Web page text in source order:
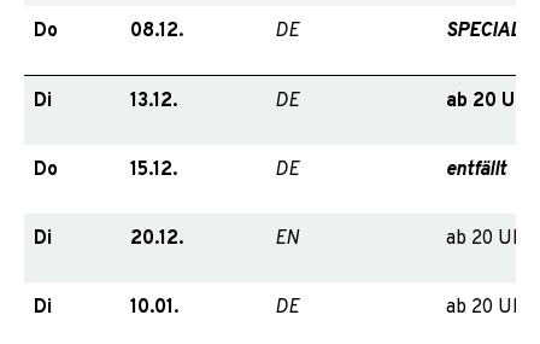
Do 08.12. DE SPECIAL
Di 13.12. DE ab 20
Do 15.12. DE entfällt
Di 20.12. EN ab 20 Uhr
Di 10.01. DE ab 20 Uhr